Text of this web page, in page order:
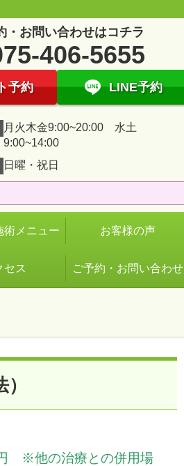
・お問い合わせはコチラ
406-5655
予約 LINE予約
月火木金9:00~20:00 水土
9:00~14:00
日曜・祝日
術メニュー お客様の声
セス ご予約・お問い合わせ
※他の治療との併用場